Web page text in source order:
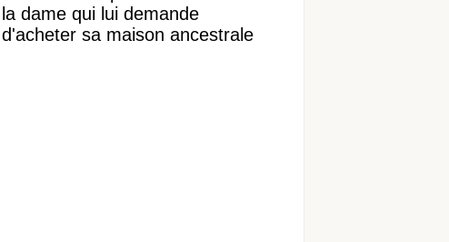
la dame qui lui demande
d'acheter sa maison ancestrale